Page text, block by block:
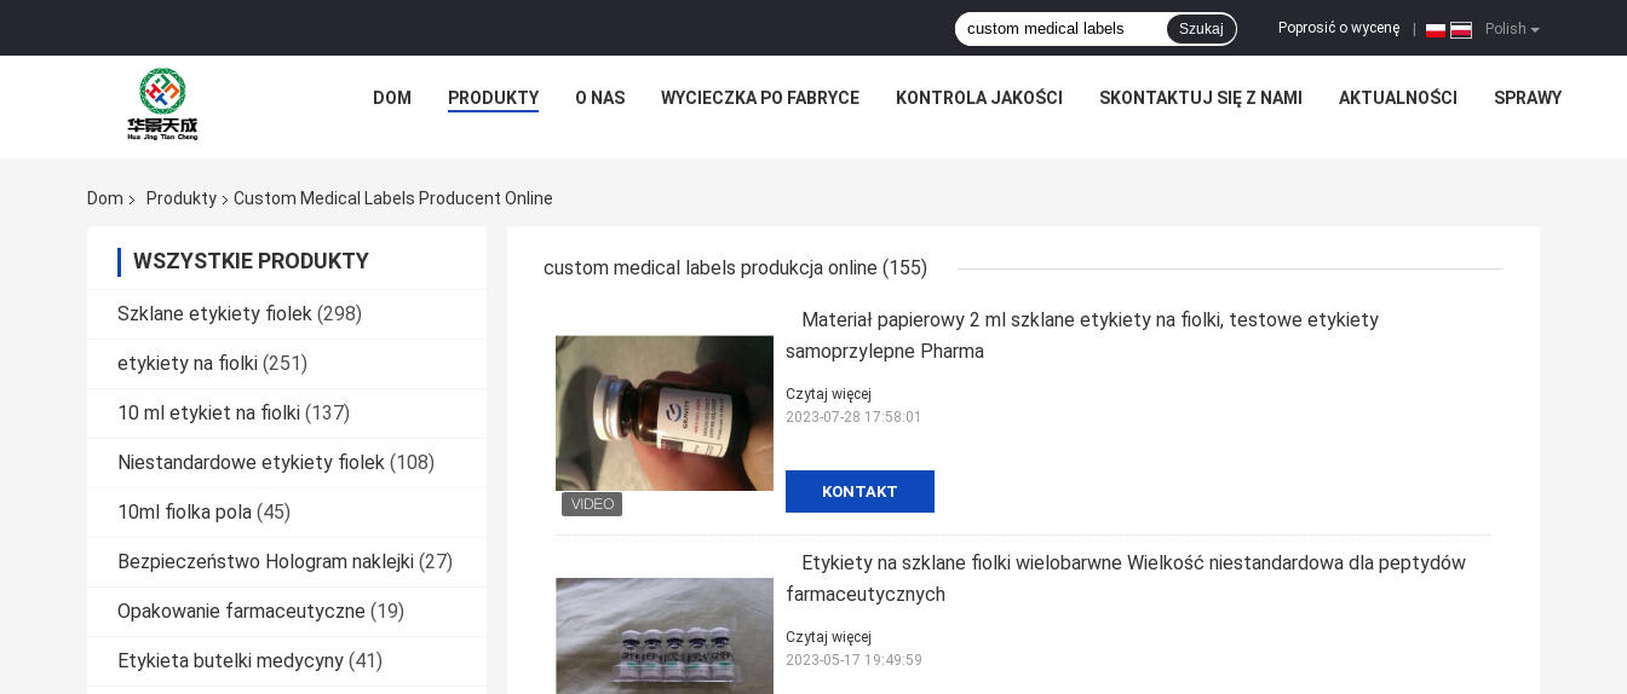
Polish
Poprosić o wycenę
Szukaj
DOM PRODUKTY O NAS WYCIECZKA PO FABRYCE KONTROLA JAKOŚCI SKONTAKTUJ SIĘ Z NAMI AKTUALNOŚCI SPRAWY
Dom Produkty Custom Medical Labels Producent Online
WSZYSTKIE PRODUKTY
Szklane etykiety fiolek (298)
etykiety na fiolki (251)
10 ml etykiet na fiolki (137)
Niestandardowe etykiety fiolek (108)
10ml fiolka pola (45)
Bezpieczeństwo Hologram naklejki (27)
Opakowanie farmaceutyczne (19)
Etykieta butelki medycyny (41)
custom medical labels produkcja online (155)
Materiał papierowy 2 ml szklane etykiety na fiolki, testowe etykiety
samoprzylepne Pharma
KONTAKT
Czytaj więcej
2023-07-28 17:58:01
Etykiety na szklane fiolki wielobarwne Wielkość niestandardowa dla peptydów
farmaceutycznych
Czytaj więcej
2023-05-17 19:49:59